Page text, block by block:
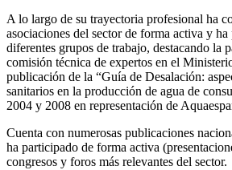
A lo largo de su trayectoria profesional ha
asociaciones del sector de forma activa y ha
diferentes grupos de trabajo, destacando la
comisión técnica de expertos en el
publicación de la “Guía de Desalación:
sanitarios en la producción de agua de
2004 y 2008 en representación de
Cuenta con numerosas publicaciones
ha participado de forma activa
congresos y foros más relevantes del sector.